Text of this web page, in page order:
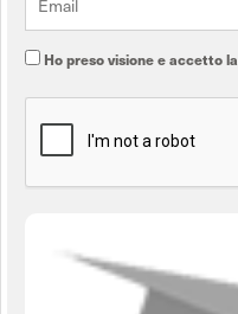
Ho preso visione e accetto la